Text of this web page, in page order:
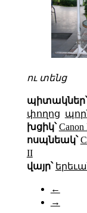
ու տենց
պիտակներ՝
փողոց
խցիկ՝ Canon
ոսպնեակ՝
II
վայր՝
←
→